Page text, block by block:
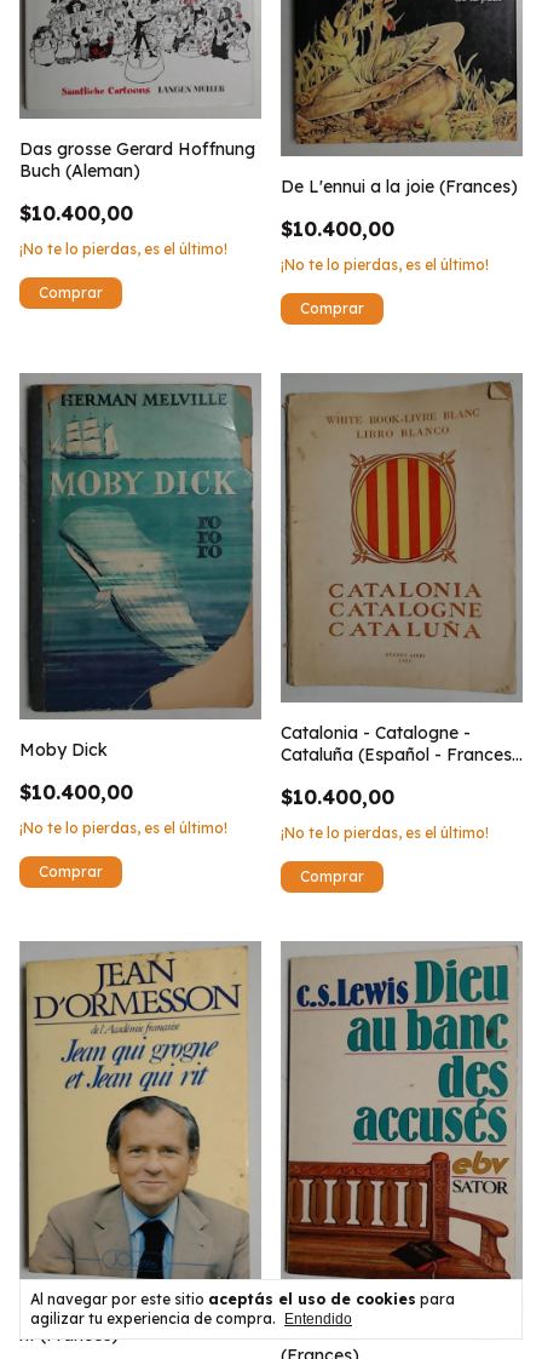
Al navegar por este sitio aceptás el uso de cookies para
agilizar tu experiencia de compra.
Entendido
Das grosse Gerard Hoffnung
Buch (Aleman)
$10.400,00
¡No te lo pierdas, es el último!
De L'ennui a la joie (Frances)
$10.400,00
¡No te lo pierdas, es el último!
Moby Dick
$10.400,00
¡No te lo pierdas, es el último!
Catalonia - Catalogne -
Cataluña (Español - Frances
$10.400,00
¡No te lo pierdas, es el último!
Jean qui grogne et Jean qui
rit (Frances)
Dieu au banc des accuses